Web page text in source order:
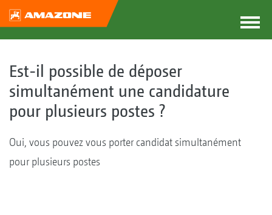
Est-il possible de déposer
simultanément une candidature
pour plusieurs postes ?
Oui, vous pouvez vous porter candidat simultanément
pour plusieurs postes